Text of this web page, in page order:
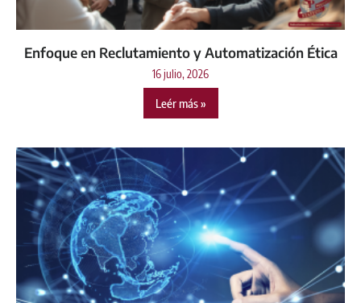
Enfoque en Reclutamiento y Automatización Ética
16 julio, 2026
Leér más »